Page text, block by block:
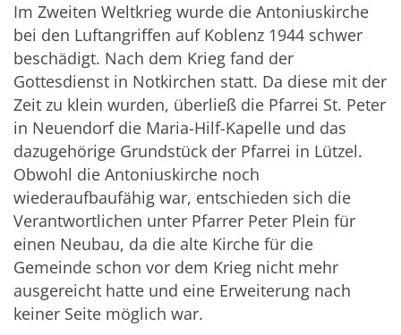
Im Zweiten Weltkrieg wurde die Antoniuskirche
bei den Luftangriffen auf Koblenz 1944 schwer
beschädigt. Nach dem Krieg fand der
Gottesdienst in Notkirchen statt. Da diese mit der
Zeit zu klein wurden, überließ die Pfarrei St. Peter
in Neuendorf die Maria-Hilf-Kapelle und das
dazugehörige Grundstück der Pfarrei in Lützel.
Obwohl die Antoniuskirche noch
wiederaufbaufähig war, entschieden sich die
Verantwortlichen unter Pfarrer Peter Plein für
einen Neubau, da die alte Kirche für die
Gemeinde schon vor dem Krieg nicht mehr
ausgereicht hatte und eine Erweiterung nach
keiner Seite möglich war.